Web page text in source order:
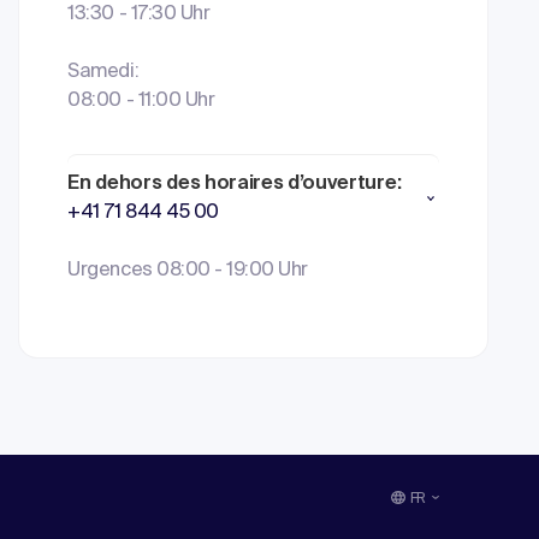
13:30 - 17:30 Uhr
Samedi:
08:00 - 11:00 Uhr
En dehors des horaires d’ouverture:
+41 71 844 45 00
Urgences 08:00 - 19:00 Uhr
FR